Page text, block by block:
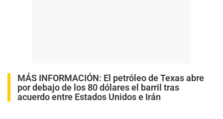
MÁS INFORMACIÓN: El petróleo de Texas abre
por debajo de los 80 dólares el barril tras
acuerdo entre Estados Unidos e Irán